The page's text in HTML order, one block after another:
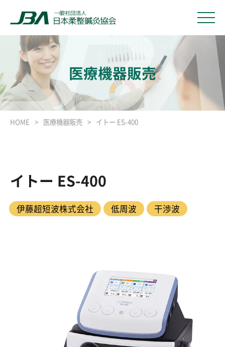
医療機器販売
HOME 医療機器販売 イトー ES-400
イトー ES-400
伊藤超短波株式会社 低周波 干渉波